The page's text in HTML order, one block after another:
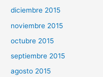
diciembre 2015
noviembre 2015
octubre 2015
septiembre 2015
agosto 2015